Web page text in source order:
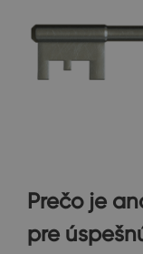
Prečo je
pre